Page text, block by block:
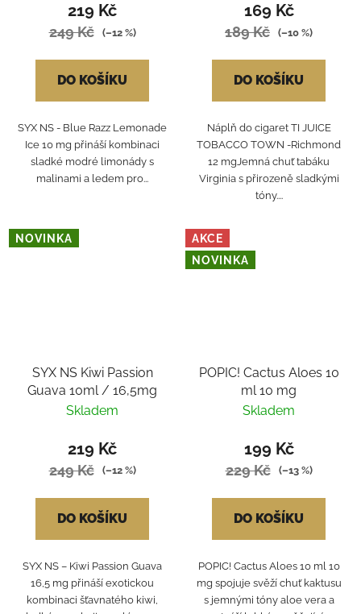
219 Kč
249 Kč (–12 %)
DO KOŠÍKU
SYX NS - Blue Razz Lemonade
Ice 10 mg přináší kombinaci
sladké modré limonády s
malinami a ledem pro...
169 Kč
189 Kč (–10 %)
DO KOŠÍKU
Náplň do cigaret TI JUICE
TOBACCO TOWN -Richmond
12 mgJemná chuť tabáku
Virginia s přirozeně sladkými
tóny....
NOVINKA
SYX NS Kiwi Passion
Guava 10ml / 16,5mg
Skladem
219 Kč
249 Kč (–12 %)
DO KOŠÍKU
SYX NS – Kiwi Passion Guava
16,5 mg přináší exotickou
kombinaci šťavnatého kiwi,
AKCE
NOVINKA
POPIC! Cactus Aloes 10
ml 10 mg
Skladem
199 Kč
229 Kč (–13 %)
DO KOŠÍKU
POPIC! Cactus Aloes 10 ml 10
mg spojuje svěží chuť kaktusu
s jemnými tóny aloe vera a